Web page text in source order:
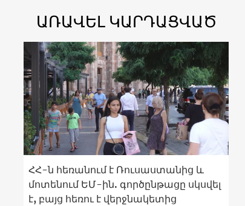
ԱՌԱՎԵԼ ԿԱՐԴԱՑՎԱԾ
ՀՀ-ն հեռանում է Ռուսաստանից և
մոտենում ԵՄ-ին. գործընթացը սկսվել
է, բայց հեռու է վերջնակետից